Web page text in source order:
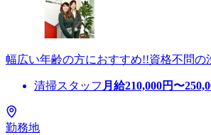
幅広い年齢の方におすすめ!!資格不問の
清掃スタッフ 月給210,000円〜
勤務地